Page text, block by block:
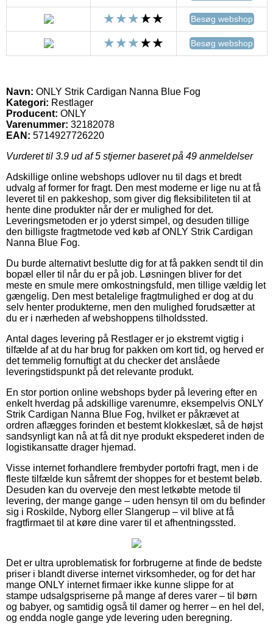
Besøg webshop
Besøg webshop
Navn: ONLY Strik Cardigan Nanna Blue Fog
Kategori: Restlager
Producent: ONLY
Varenummer: 32182078
EAN: 5714927726220
Vurderet til 3.9 ud af 5 stjerner baseret på 49 anmeldelser
Adskillige online webshops udlover nu til dags et bredt
udvalg af former for fragt. Den mest moderne er lige nu at få
leveret til en pakkeshop, som giver dig fleksibiliteten til at
hente dine produkter når der er mulighed for det.
Leveringsmetoden er jo yderst simpel, og desuden tillige
den billigste fragtmetode ved køb af ONLY Strik Cardigan
Nanna Blue Fog.
Du burde alternativt beslutte dig for at få pakken sendt til din
bopæl eller til når du er på job. Løsningen bliver for det
meste en smule mere omkostningsfuld, men tillige vældig let
gængelig. Den mest betalelige fragtmulighed er dog at du
selv henter produkterne, men den mulighed forudsætter at
du er i nærheden af webshoppens tilholdssted.
Antal dages levering på Restlager er jo ekstremt vigtig i
tilfælde af at du har brug for pakken om kort tid, og herved er
det temmelig fornuftigt at du checker det anslåede
leveringstidspunkt på det relevante produkt.
En stor portion online webshops byder på levering efter en
enkelt hverdag på adskillige varenumre, eksempelvis ONLY
Strik Cardigan Nanna Blue Fog, hvilket er påkrævet at
ordren aflægges forinden et bestemt klokkeslæt, så de højst
sandsynligt kan nå at få dit nye produkt ekspederet inden de
logistikansatte drager hjemad.
Visse internet forhandlere frembyder portofri fragt, men i de
fleste tilfælde kun såfremt der shoppes for et bestemt beløb.
Desuden kan du overveje den mest letkøbte metode til
levering, der mange gange – uden hensyn til om du befinder
sig i Roskilde, Nyborg eller Slangerup – vil blive at få
fragtfirmaet til at køre dine varer til et afhentningssted.
Det er ultra uproblematisk for forbrugerne at finde de bedste
priser i blandt diverse internet virksomheder, og for det har
mange ONLY internet firmaer ikke kunne slippe for at
stampe udsalgspriserne på mange af deres varer – til børn
og babyer, og samtidig også til damer og herrer – en hel del,
og endda nogle gange yde levering uden beregning.